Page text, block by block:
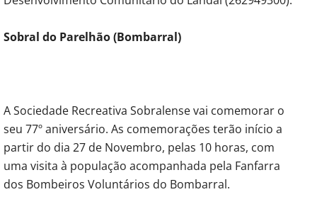
Sobral do Parelhão (Bombarral)
A Sociedade Recreativa Sobralense vai comemorar o
seu 77º aniversário. As comemorações terão início a
partir do dia 27 de Novembro, pelas 10 horas, com
uma visita à população acompanhada pela Fanfarra
dos Bombeiros Voluntários do Bombarral.